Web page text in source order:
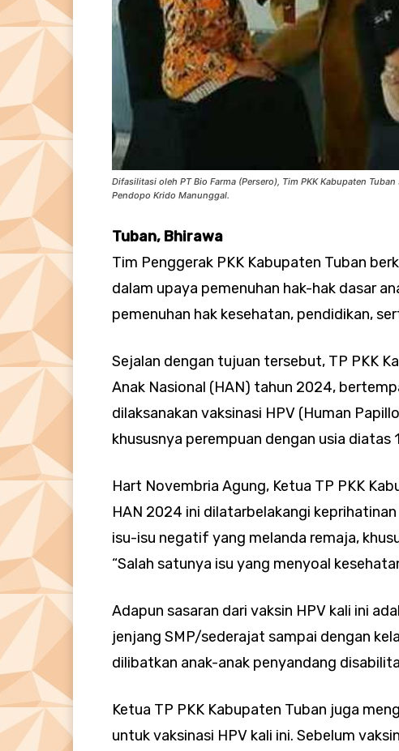
Difasilitasi oleh PT Bio Farma (Persero), Tim PKK Kabupaten
Pendopo Krido Manunggal.
Tuban, Bhirawa
Tim Penggerak PKK Kabupaten Tuban
dalam upaya pemenuhan hak-hak dasar
pemenuhan hak kesehatan, pendidikan,
Sejalan dengan tujuan tersebut, TP PKK
Anak Nasional (HAN) tahun 2024,
dilaksanakan vaksinasi HPV (Human
khususnya perempuan dengan usia diatas
Hart Novembria Agung, Ketua TP PKK
HAN 2024 ini dilatarbelakangi
isu-isu negatif yang melanda remaja,
“Salah satunya isu yang menyoal
Adapun sasaran dari vaksin HPV kali ini
jenjang SMP/sederajat sampai dengan
dilibatkan anak-anak penyandang
Ketua TP PKK Kabupaten Tuban juga
untuk vaksinasi HPV kali ini. Sebelum